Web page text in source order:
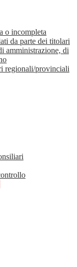
o incompleta
da parte dei titolari
amministrazione, di
regionali/provinciali